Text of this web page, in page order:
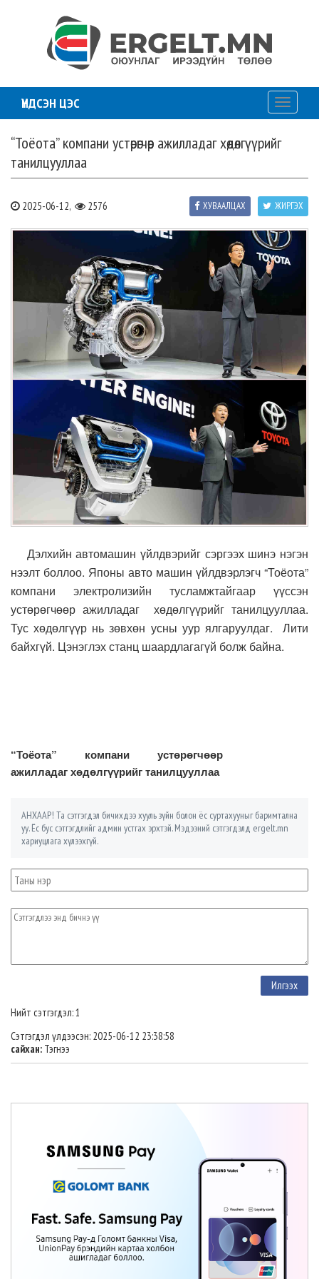
ҮНДСЭН ЦЭС
Toggle
“Тоёота” компани устөрөгчөөр ажилладаг хөдөлгүүрийг
танилцууллаа
2025-06-12, 2576 ЖИРГЭХ
ХУВААЛЦАХ
Дэлхийн автомашин үйлдвэрийг сэргээх шинэ нэгэн
нээлт боллоо. Японы авто машин үйлдвэрлэгч “Тоёота”
компани электролизийн тусламжтайгаар үүссэн
устөрөгчөөр ажилладаг хөдөлгүүрийг танилцууллаа.
Тус хөдөлгүүр нь зөвхөн усны уур ялгаруулдаг. Лити
байхгүй. Цэнэглэх станц шаардлагагүй болж байна.
“Тоёота” компани устөрөгчөөр
ажилладаг хөдөлгүүрийг танилцууллаа
АНХААР! Та сэтгэгдэл бичихдээ хууль зүйн болон ёс суртахууныг баримтална
уу. Ёс бус сэтгэгдлийг админ устгах эрхтэй. Мэдээний сэтгэгдэлд ergelt.mn
хариуцлага хүлээхгүй.
Нийт сэтгэгдэл: 1
Сэтгэгдэл үлдээсэн: 2025-06-12 23:38:58
сайхан: Тэгнээ